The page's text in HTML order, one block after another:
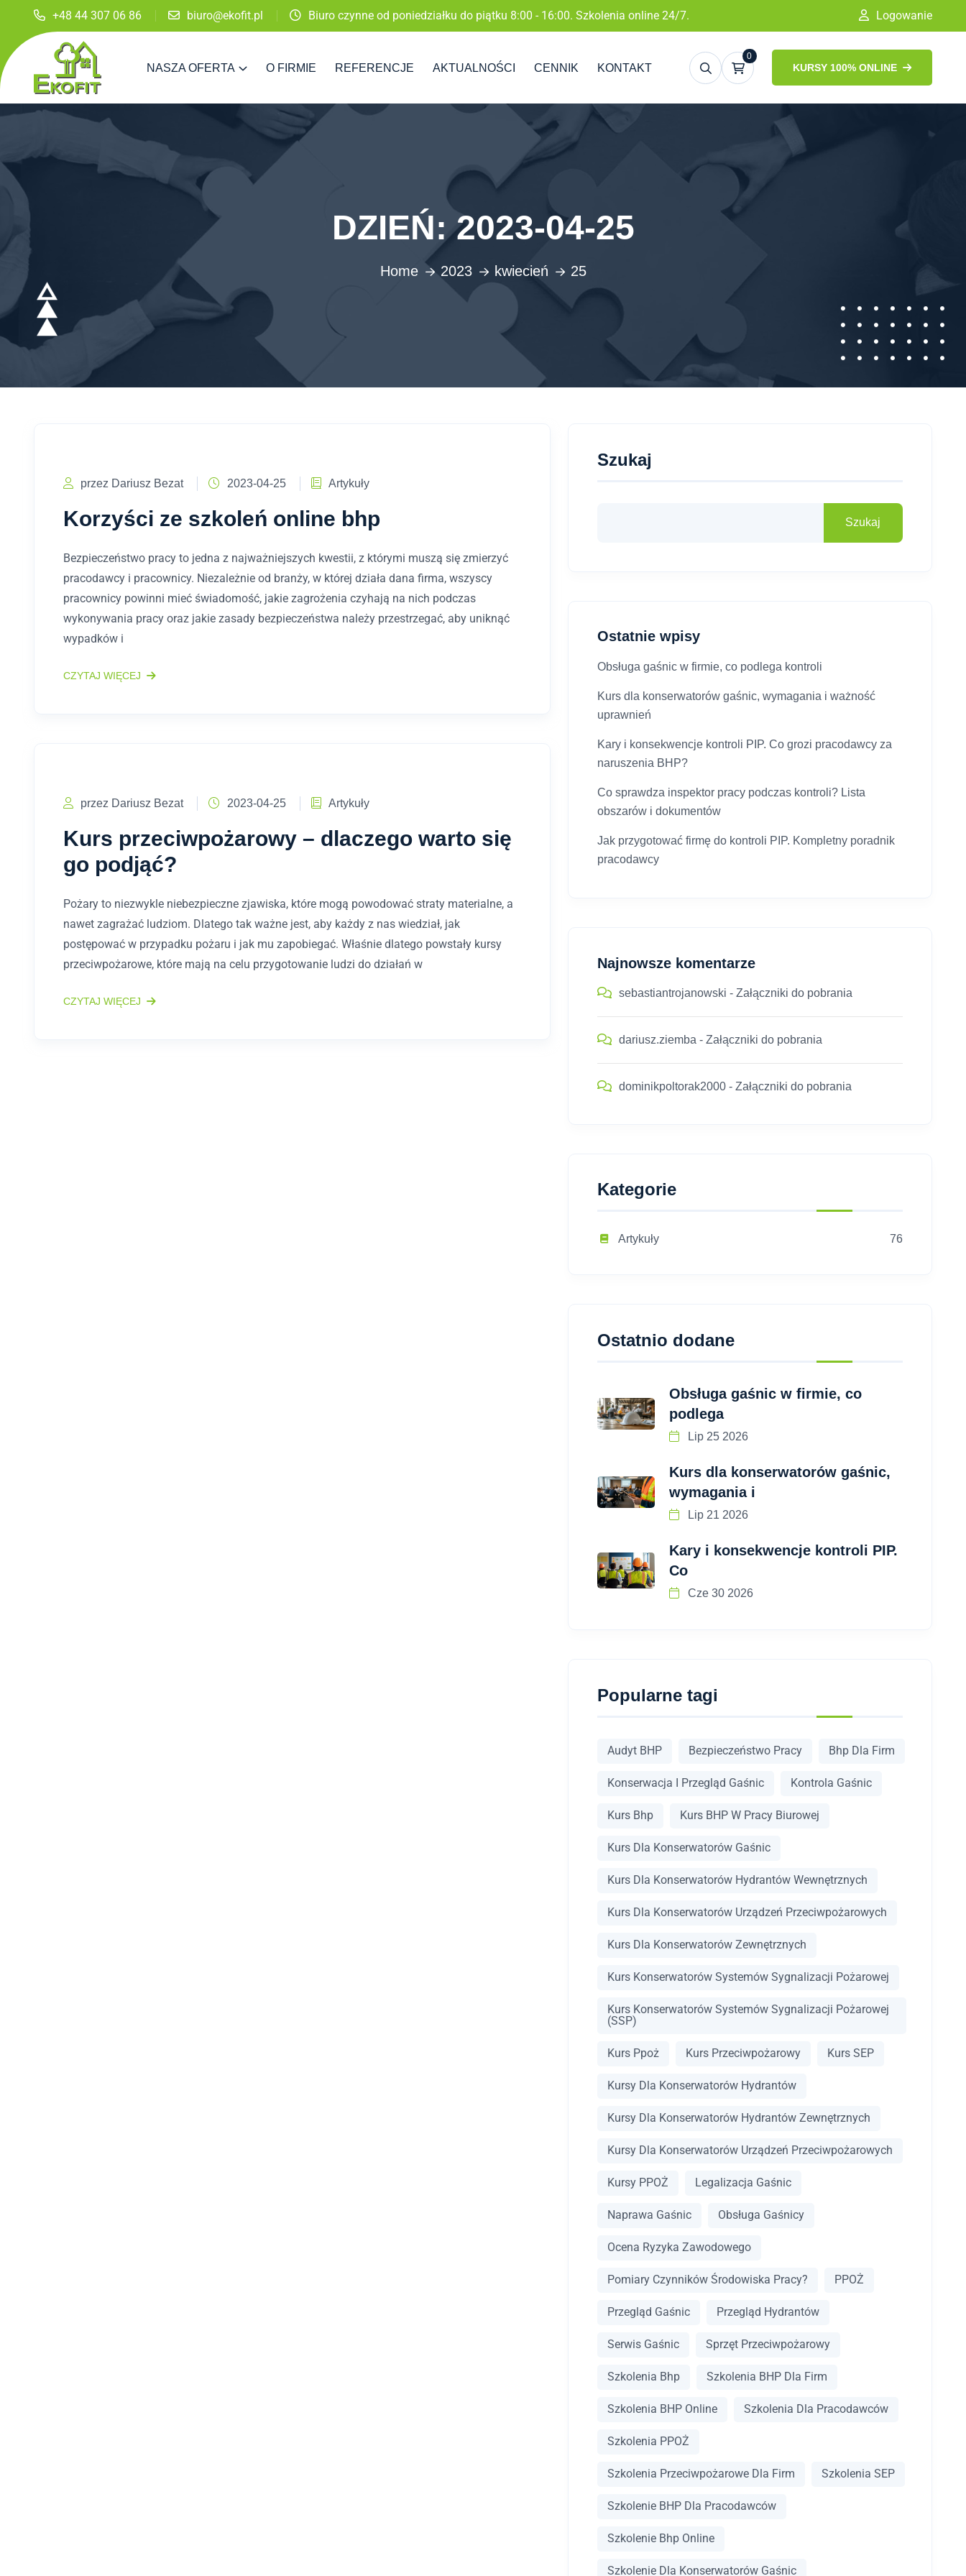
+48 44 307 06 86 biuro@ekofit.pl Biuro czynne od poniedziałku do piątku 8:00 - 16:00. Szkolenia online 24/7. Logowanie
NASZA OFERTA O FIRMIE REFERENCJE AKTUALNOŚCI CENNIK KONTAKT
0
KURSY 100% ONLINE
DZIEŃ:2023-04-25
Home 2023 kwiecień 25
przez Dariusz Bezat 2023-04-25 Artykuły
Korzyści ze szkoleń online bhp
Bezpieczeństwo pracy to jedna z najważniejszych kwestii, z którymi muszą się zmierzyć
pracodawcy i pracownicy. Niezależnie od branży, w której działa dana firma, wszyscy
pracownicy powinni mieć świadomość, jakie zagrożenia czyhają na nich podczas
wykonywania pracy oraz jakie zasady bezpieczeństwa należy przestrzegać, aby uniknąć
wypadków i
CZYTAJ WIĘCEJ
przez Dariusz Bezat 2023-04-25 Artykuły
Kurs przeciwpożarowy – dlaczego warto się
go podjąć?
Pożary to niezwykle niebezpieczne zjawiska, które mogą powodować straty materialne, a
nawet zagrażać ludziom. Dlatego tak ważne jest, aby każdy z nas wiedział, jak
postępować w przypadku pożaru i jak mu zapobiegać. Właśnie dlatego powstały kursy
przeciwpożarowe, które mają na celu przygotowanie ludzi do działań w
CZYTAJ WIĘCEJ
Szukaj
Szukaj
Ostatnie wpisy
Obsługa gaśnic w firmie, co podlega kontroli
Kurs dla konserwatorów gaśnic, wymagania i ważność
uprawnień
Kary i konsekwencje kontroli PIP. Co grozi pracodawcy za
naruszenia BHP?
Co sprawdza inspektor pracy podczas kontroli? Lista
obszarów i dokumentów
Jak przygotować firmę do kontroli PIP. Kompletny poradnik
pracodawcy
Najnowsze komentarze
sebastiantrojanowski -Załączniki do pobrania
dariusz.ziemba -Załączniki do pobrania
dominikpoltorak2000 -Załączniki do pobrania
Kategorie
Artykuły 76
Ostatnio dodane
Obsługa gaśnic w firmie, co
podlega
Lip 25 2026
Kurs dla konserwatorów gaśnic,
wymagania i
Lip 21 2026
Kary i konsekwencje kontroli PIP.
Co
Cze 30 2026
Popularne tagi
Audyt BHP Bezpieczeństwo Pracy Bhp Dla Firm
Konserwacja I Przegląd Gaśnic Kontrola Gaśnic
Kurs Bhp Kurs BHP W Pracy Biurowej
Kurs Dla Konserwatorów Gaśnic
Kurs Dla Konserwatorów Hydrantów Wewnętrznych
Kurs Dla Konserwatorów Urządzeń Przeciwpożarowych
Kurs Dla Konserwatorów Zewnętrznych
Kurs Konserwatorów Systemów Sygnalizacji Pożarowej
Kurs Konserwatorów Systemów Sygnalizacji Pożarowej
(SSP)
Kurs Ppoż Kurs Przeciwpożarowy Kurs SEP
Kursy Dla Konserwatorów Hydrantów
Kursy Dla Konserwatorów Hydrantów Zewnętrznych
Kursy Dla Konserwatorów Urządzeń Przeciwpożarowych
Kursy PPOŻ Legalizacja Gaśnic
Naprawa Gaśnic Obsługa Gaśnicy
Ocena Ryzyka Zawodowego
Pomiary Czynników Środowiska Pracy? PPOŻ
Przegląd Gaśnic Przegląd Hydrantów
Serwis Gaśnic Sprzęt Przeciwpożarowy
Szkolenia Bhp Szkolenia BHP Dla Firm
Szkolenia BHP Online Szkolenia Dla Pracodawców
Szkolenia PPOŻ
Szkolenia Przeciwpożarowe Dla Firm Szkolenia SEP
Szkolenie BHP Dla Pracodawców
Szkolenie Bhp Online
Szkolenie Dla Konserwatorów Gaśnic